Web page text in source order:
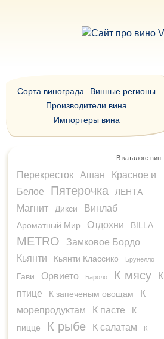
Сорта винограда
Винные регионы
Производители вина
Импортеры вина
В каталоге вин:
Перекресток Ашан
Красное и
Белое
Пятерочка ЛЕНТА
Магнит Дикси Винлаб
Ароматный Мир Отдохни BILLA
METRO
Замковое Бордо
Кьянти
Кьянти Классико Брунелло
Гави Орвието Бароло К мясу
К
птице
К запеченым овощам
К
морепродуктам
К пасте
К
пицце
К рыбе К салатам К